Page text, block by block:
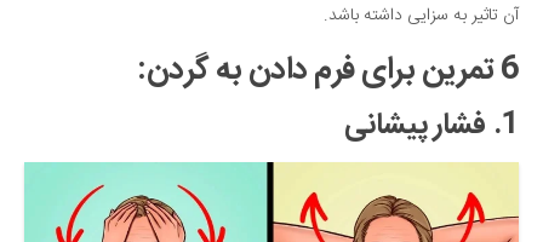
بیماری و درمان
کودک و مادر
ورزش و تندرستی
روانشناسی
فرهنگ و هنر
آن تاثیر به سزایی داشته باشد.
6 تمرین برای فرم دادن به گردن:
1. فشار پیشانی